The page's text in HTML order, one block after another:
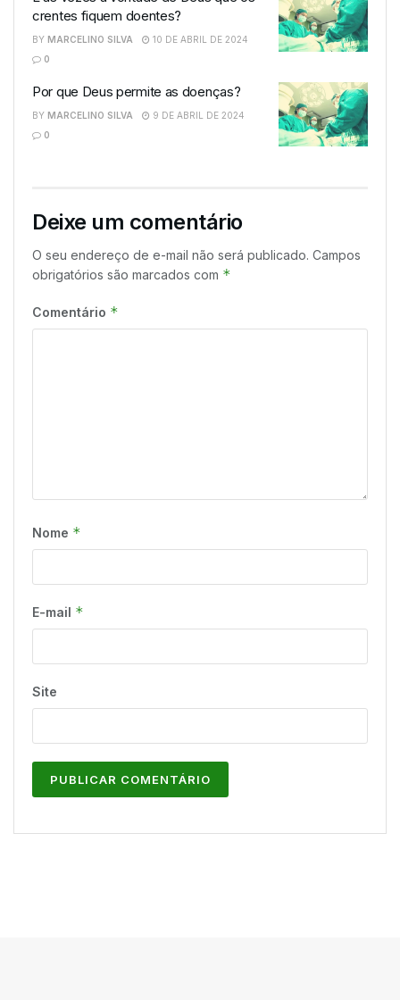
crentes fiquem doentes?
BY MARCELINO SILVA
10 DE ABRIL DE 2024
0
Por que Deus permite as doenças?
BY MARCELINO SILVA
9 DE ABRIL DE 2024
0
Deixe um comentário
O seu endereço de e-mail não será publicado. Campos
obrigatórios são marcados com *
Comentário *
Nome *
E-mail *
Site